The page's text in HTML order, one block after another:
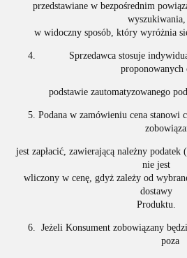
przedstawiane w bezpośrednim
wyszukiwania,
w widoczny sposób, który wyróżnia
Sprzedawca stosuje
proponowanych
podstawie zautomatyzowanego
Podana w zamówieniu cena stanowi
jest zapłacić, zawierającą należny
nie jest
wliczony w cenę, gdyż zależy od
dostawy
Produktu.
Jeżeli Konsument zobowiązany
poza